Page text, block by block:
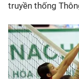
truyền thống